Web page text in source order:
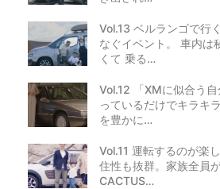
Vol.13 ベルランゴで行
なぐイベント。 車内は
くて 乗る…
Vol.12 「XMに似合う
っているだけでキラキ
を豊かに…
Vol.11 運転するのが楽
住性も抜群。家族全員
CACTUS…